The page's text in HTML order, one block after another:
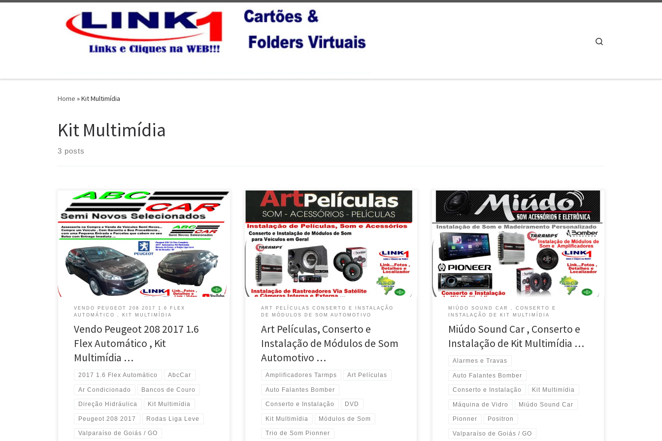
Home »Kit Multimídia
Kit Multimídia
3 posts
Vendo Peugeot 208 2017 1.6 Flex Automático , Kit
Multimídia e Rodas Liga Leve em Valparaíso de Goiás
/ GO Peugeot 208 2017 1.6 , com Ar Condicionado e
Bancos de Couro Só Brasília / DF Peugeot 208 2017
1.6 , Direção Elétrica , Financia até 60 Pagtos , Só […]
VENDO PEUGEOT 208 2017 1.6 FLEX
AUTOMÁTICO , KIT MULTIMÍDIA
Vendo Peugeot 208 2017 1.6
Flex Automático , Kit
Multimídia …
2017 1.6 Flex Automático AbcCar
Ar Condicionado Bancos de Couro
Direção Hidráulica Kit Multimídia
Peugeot 208 2017 Rodas Liga Leve
Valparaíso de Goiás / GO
Na Art Películas , Conserto e instalação de Módulos de
Som Automotivo em Valparaíso de Goiás / DF Na Art
Películas , Configuração de Módulos de Som .com
Amplificadores Taramps e Trio Pionner …. Conserto e
instalação de Kit Multimídia Pionner com Auto Falantes
Bomber na Art Películas .. Na […]
ART PELÍCULAS CONSERTO E INSTALAÇÃO
DE MÓDULOS DE SOM AUTOMOTIVO
Art Películas, Conserto e
Instalação de Módulos de Som
Automotivo …
Amplificadores Tarmps Art Películas
Auto Falantes Bomber
Conserto e Instalação DVD
Kit Multimídia Módulos de Som
Trio de Som Pionner
MIÚDO SOUND CAR , CONSERTO E
INSTALAÇÃO DE KIT MULTIMÍDIA
Miúdo Sound Car , Conserto e
Instalação de Kit Multimídia …
Alarmes e Travas
Auto Falantes Bomber
Conserto e Instalação Kit Multimídia
Máquina de Vidro Miúdo Sound Car
Pionner Positron
Valparaíso de Goiás / GO